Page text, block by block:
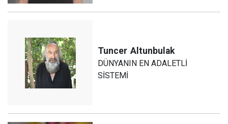
Tuncer Altunbulak
DÜNYANIN EN ADALETLİ
SİSTEMİ